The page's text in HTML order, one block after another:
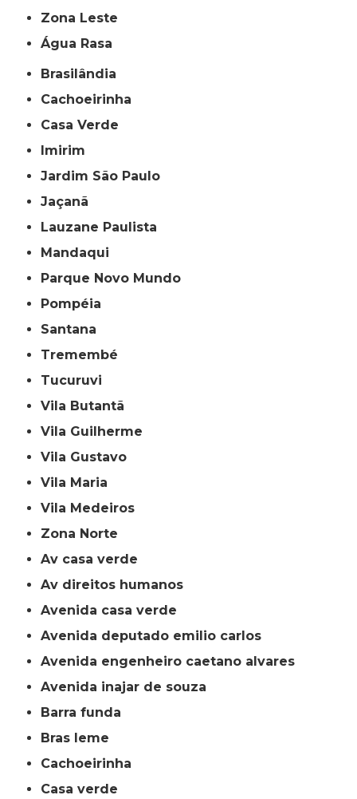
Zona Leste
Água Rasa
Brasilândia
Cachoeirinha
Casa Verde
Imirim
Jardim São Paulo
Jaçanã
Lauzane Paulista
Mandaqui
Parque Novo Mundo
Pompéia
Santana
Tremembé
Tucuruvi
Vila Butantã
Vila Guilherme
Vila Gustavo
Vila Maria
Vila Medeiros
Zona Norte
av casa verde
av direitos humanos
avenida casa verde
avenida deputado emilio carlos
avenida engenheiro caetano alvares
avenida inajar de souza
barra funda
bras leme
cachoeirinha
casa verde